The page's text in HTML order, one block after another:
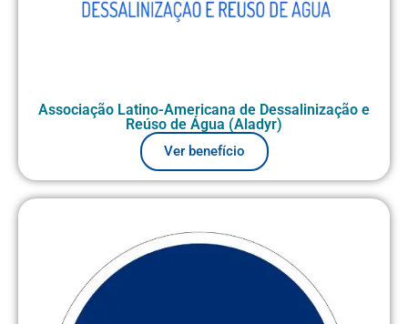
Associação Latino-Americana de Dessalinização e
Reúso de Água (Aladyr)
Ver benefício